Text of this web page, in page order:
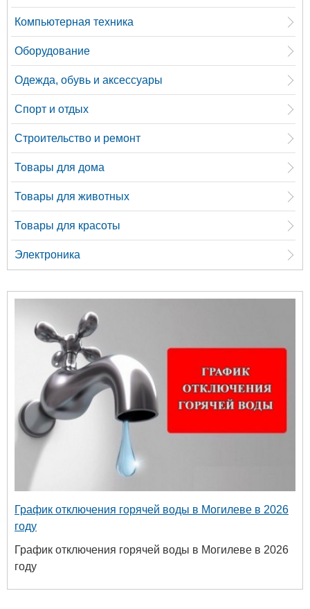
Компьютерная техника
Оборудование
Одежда, обувь и аксессуары
Спорт и отдых
Строительство и ремонт
Товары для дома
Товары для животных
Товары для красоты
Электроника
График отключения горячей воды в Могилеве в 2026
году
График отключения горячей воды в Могилеве в 2026
году